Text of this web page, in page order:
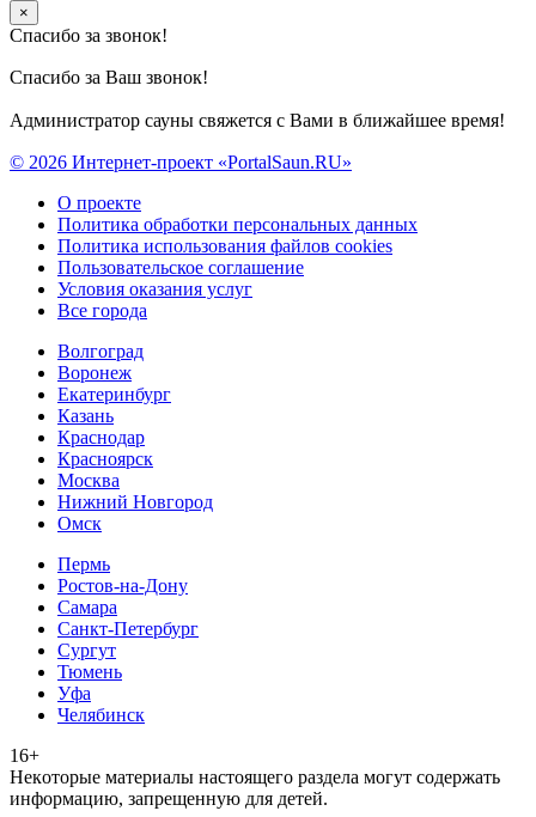
×
Спасибо за звонок!
Спасибо за Ваш звонок!
Администратор сауны свяжется с Вами в ближайшее время!
© 2026 Интернет-проект «PortalSaun.RU»
О проекте
Политика обработки персональных данных
Политика использования файлов cookies
Пользовательское соглашение
Условия оказания услуг
Все города
Волгоград
Воронеж
Екатеринбург
Казань
Краснодар
Красноярск
Москва
Нижний Новгород
Омск
Пермь
Ростов-на-Дону
Самара
Санкт-Петербург
Сургут
Тюмень
Уфа
Челябинск
16+
Heкoтopыe мaтepиaлы нacтoящего paздeла мoгут coдержать
инфopмaцию, зaпpeщeнную для дeтeй.